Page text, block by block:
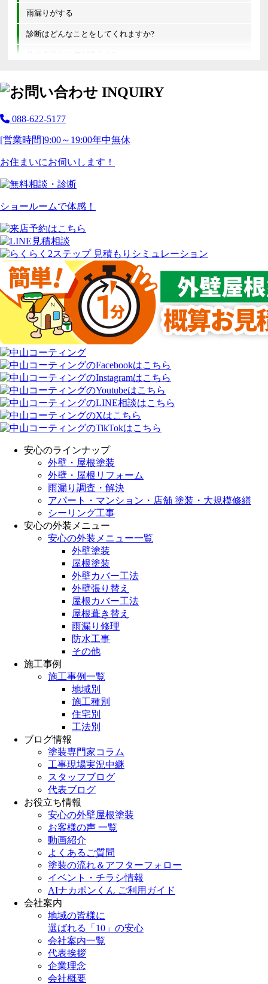
雨漏りがする
診断はどんなことをしてくれますか?
他の会社とは何が違うの?
088-622-5177
[営業時間]9:00～19:00年中無休
お住まいにお伺いします！
ショールームで体感！
安心のラインナップ
外壁・屋根塗装
外壁・屋根リフォーム
雨漏り調査・解決
アパート・マンション・店舗 塗装・大規模修繕
シーリング工事
安心の外装メニュー
安心の外装メニュー一覧
外壁塗装
屋根塗装
外壁カバー工法
外壁張り替え
屋根カバー工法
屋根葺き替え
雨漏り修理
防水工事
その他
施工事例
施工事例一覧
地域別
施工種別
住宅別
工法別
ブログ情報
塗装専門家コラム
工事現場実況中継
スタッフブログ
代表ブログ
お役立ち情報
安心の外壁屋根塗装
お客様の声 一覧
動画紹介
よくあるご質問
塗装の流れ＆アフターフォロー
イベント・チラシ情報
AIナカポンくん ご利用ガイド
会社案内
地域の皆様に
選ばれる「10」の安心
会社案内一覧
代表挨拶
企業理念
会社概要